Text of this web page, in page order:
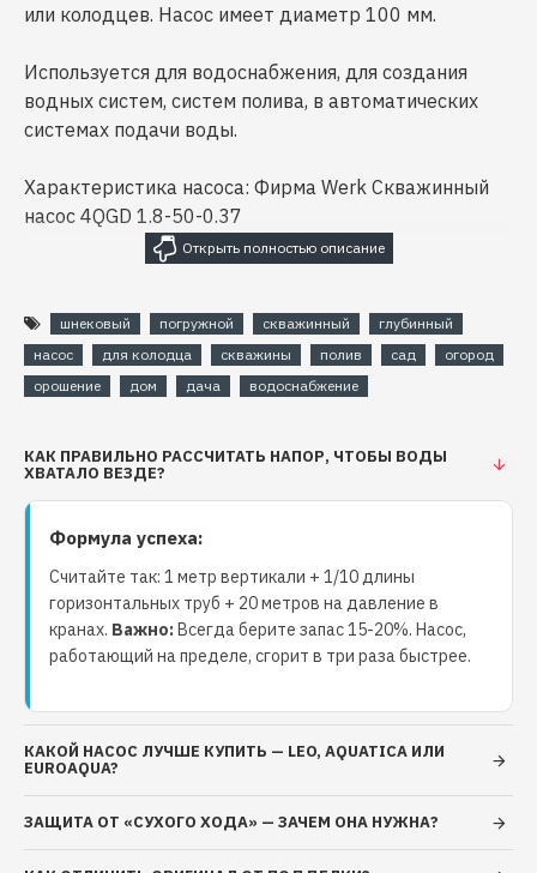
или колодцев. Насос имеет диаметр 100 мм.
Используется для водоснабжения, для создания
водных систем, систем полива, в автоматических
системах подачи воды.
Характеристика насоса: Фирма Werk Скважинный
насос 4QGD 1.8-50-0.37
Вид насоса: Погружной
Тип питания: Сеть
Тип двигателя: Электрический
Производительность: 30 л/мин
Температура окружающей среды 40
Температура перекачиваемой жидкости 40 С
Тип воды: Чистая Напряжение: 220 B
Высота подъема: 90 м
Давление: 5 бар
Диаметр партубка: 25 мм (1 дюйм)
Класс защиты изоляции: Е
Материал рабочего колеса: Сталь
Тип рабочего колеса: Шнековое
Вес 10 кг
шнековый погружной скважинный
глубинный
насос
для колодца скважины полив сад
огород
орошение
дом дача водоснабжение
КАК ПРАВИЛЬНО РАССЧИТАТЬ НАПОР, ЧТОБЫ ВОДЫ
ХВАТАЛО ВЕЗДЕ?
Формула успеха:
Считайте так: 1 метр вертикали + 1/10 длины
горизонтальных труб + 20 метров на давление в
кранах. Важно:Всегда берите запас 15-20%. Насос,
работающий на пределе, сгорит в три раза быстрее.
КАКОЙ НАСОС ЛУЧШЕ КУПИТЬ — LEO, AQUATICA ИЛИ
EUROAQUA?
ЗАЩИТА ОТ «СУХОГО ХОДА» — ЗАЧЕМ ОНА НУЖНА?